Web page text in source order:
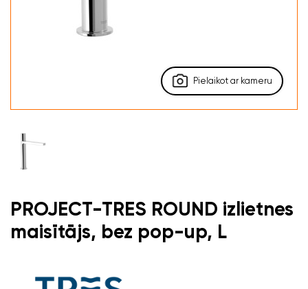
Pielaikot ar kameru
PROJECT-TRES ROUND izlietnes
maisītājs, bez pop-up, L